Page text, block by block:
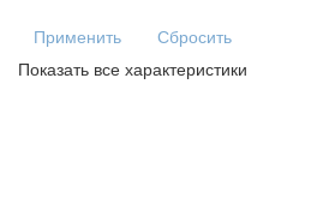
Применить
Сбросить
Показать все характеристики